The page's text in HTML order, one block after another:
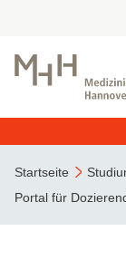
Startseite
Portal für